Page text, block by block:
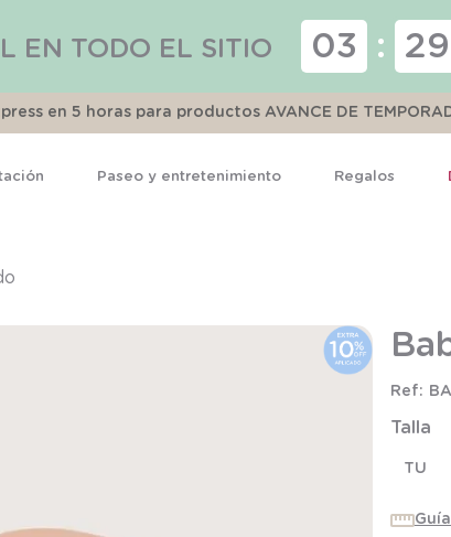
EN TODO EL SITIO 03 : 29
en 5 horas para productos AVANCE DE
Paseo y entretenimiento Regalos
Talla
TU